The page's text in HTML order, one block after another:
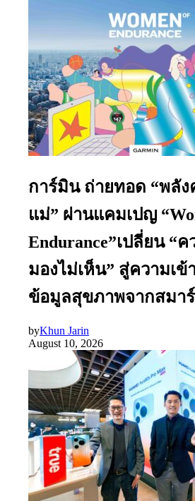
การ์มิน ถ่ายทอด “พลั
แม่” ผ่านแคมเปญ
Endurance”เปลี่ยน “
มองไม่เห็น” สู่ความเข้
ข้อมูลสุขภาพจากสมา
byKhun Jarin
August 10, 2026